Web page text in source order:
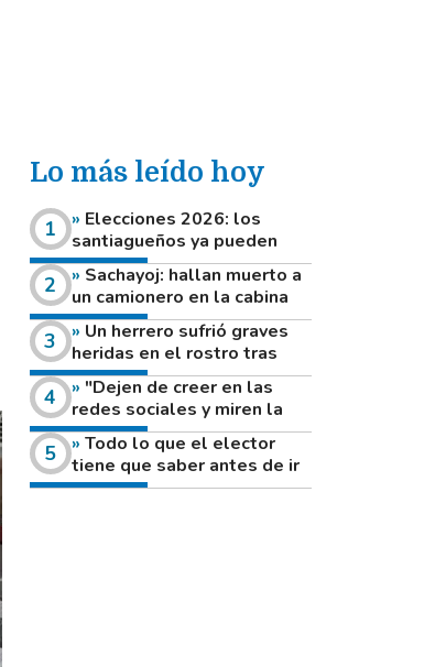
Lo más leído hoy
Elecciones 2026: los
santiagueños ya pueden
consultar dónde votan este
domingo
Sachayoj: hallan muerto a
un camionero en la cabina
de su vehículo a la vera de
un camino rural
Un herrero sufrió graves
heridas en el rostro tras
reventar el disco de una
amoladora
"Dejen de creer en las
redes sociales y miren la
heladera de sus casas": el
fuerte mensaje de una joven
que votó por primera vez
Todo lo que el elector
tiene que saber antes de ir
a votar este domingo